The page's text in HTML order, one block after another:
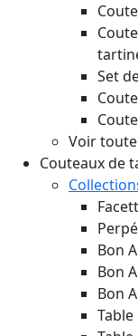
Set
Voir
Couteaux de
Bon
Bon
Bon
Table